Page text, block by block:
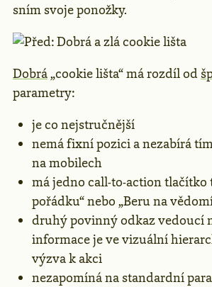
sním svoje ponožky.
Dobrá„cookie lišta“ má rozdíl od
parametry:
je co nejstručnější
nemá fixní pozici a nezabírá
na mobilech
má jedno call-to-action tlačítko
pořádku“ nebo „Beru na
druhý povinný odkaz vedoucí
informace je ve vizuální
výzva k akci
nezapomíná na standardní